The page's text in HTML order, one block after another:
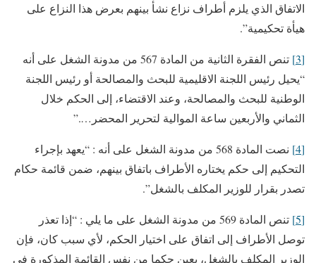
الاتفاق الذي يلزم أطراف نزاع نشأ بينهم بعرض هذا النزاع على
هيأة تحكيمية”.
[3]
تنص الفقرة الثانية من المادة 567 من مدونة الشغل على أنه
“يحيل رئيس اللجنة الاقليمية للبحث والمصالحة أو رئيس اللجنة
الوطنية للبحث والمصالحة، وعند الاقتضاء، إلى الحكم خلال
الثماني والأربعين ساعة الموالية لتحرير المحضر….”
[4]
نصت المادة 568 من مدونة الشغل على أنه : “يعهد بإجراء
التحكيم إلى حكم يختاره الأطراف باتفاق بينهم، ضمن قائمة حكام
تصدر بقرار للوزير المكلف بالشغل”.
[5]
تنص المادة 569 من مدونة الشغل على ما يلي : “إذا تعذر
توصل الأطراف إلى اتفاق على اختيار الحكم، لأي سبب كان، فإن
الوزير المكلف بالشغل، يعين حكما من نفس القائمة المذكورة في